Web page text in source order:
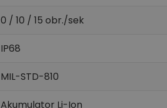
0 / 10 / 15 obr./sek
IP68
MIL-STD-810
Akumulator Li-Ion